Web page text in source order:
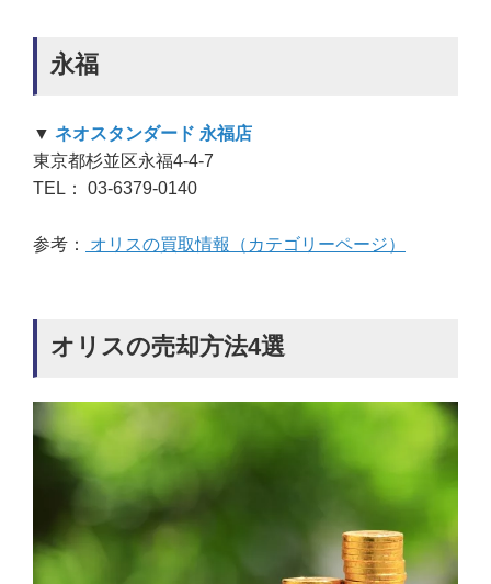
永福
▼ ネオスタンダード 永福店
東京都杉並区永福4-4-7
TEL： 03-6379-0140
参考： オリスの買取情報（カテゴリーページ）
オリスの売却方法4選